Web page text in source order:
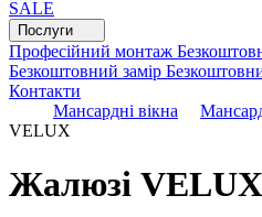
SALE
Послуги
Професійний монтаж
Безкоштовний замір
Контакти
Мансардні вікна
VELUX
Жалюзі VELUX